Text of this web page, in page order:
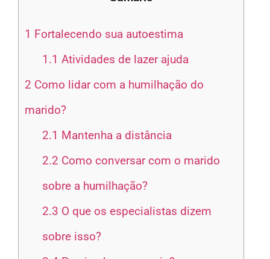
1 Fortalecendo sua autoestima
1.1 Atividades de lazer ajuda
2 Como lidar com a humilhação do
marido?
2.1 Mantenha a distância
2.2 Como conversar com o marido
sobre a humilhação?
2.3 O que os especialistas dizem
sobre isso?